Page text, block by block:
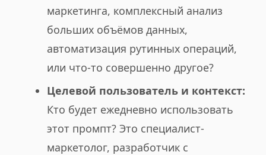
маркетинга, комплексный анализ
больших объёмов данных,
автоматизация рутинных операций,
или что-то совершенно другое?
Целевой пользователь и контекст:
Кто будет ежедневно использовать
этот промпт? Это специалист-
маркетолог, разработчик с